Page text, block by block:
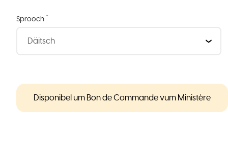
Sprooch *
Disponibel um Bon de Commande vum Ministère